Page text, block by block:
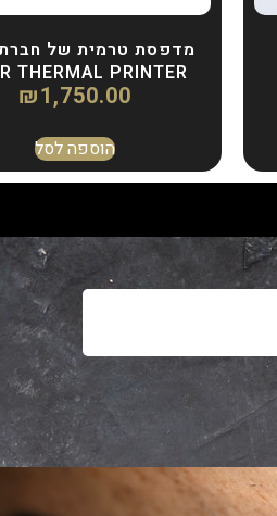
מדפסת טרמית של
THERMAL PRINTER
₪1,750.00
הוספה לסל